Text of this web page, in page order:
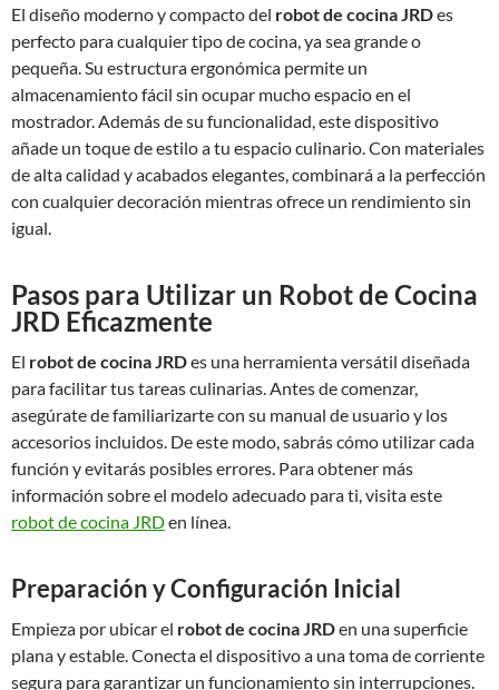
El diseño moderno y compacto del robot de cocina JRDes
perfecto para cualquier tipo de cocina, ya sea grande o
pequeña. Su estructura ergonómica permite un
almacenamiento fácil sin ocupar mucho espacio en el
mostrador. Además de su funcionalidad, este dispositivo
añade un toque de estilo a tu espacio culinario. Con materiales
de alta calidad y acabados elegantes, combinará a la perfección
con cualquier decoración mientras ofrece un rendimiento sin
igual.
Pasos para Utilizar un Robot de Cocina
JRD Eficazmente
El robot de cocina JRDes una herramienta versátil diseñada
para facilitar tus tareas culinarias. Antes de comenzar,
asegúrate de familiarizarte con su manual de usuario y los
accesorios incluidos. De este modo, sabrás cómo utilizar cada
función y evitarás posibles errores. Para obtener más
información sobre el modelo adecuado para ti, visita este
robot de cocina JRDen línea.
Preparación y Configuración Inicial
Empieza por ubicar el robot de cocina JRDen una superficie
plana y estable. Conecta el dispositivo a una toma de corriente
segura para garantizar un funcionamiento sin interrupciones.